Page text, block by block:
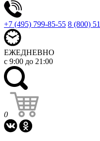
+7 (495) 799-85-55 8 (800)
ЕЖЕДНЕВНО
с 9:00 до 21:00
0